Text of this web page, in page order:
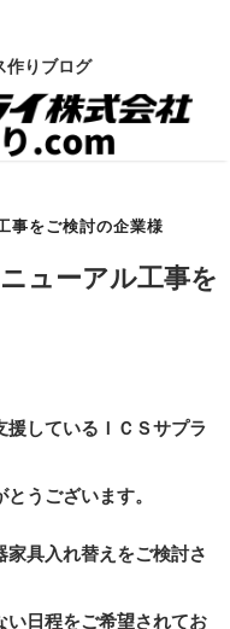
作りブログ
事をご検討の企業様
ューアル工事を
援しているＩＣＳサプラ
うございます。
具入れ替えをご検討さ
い日程をご希望されてお